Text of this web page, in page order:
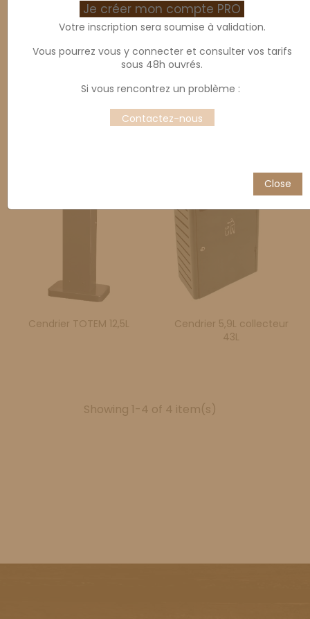
Cendrier mural Cendrier DOME sur socle
Cendrier TOTEM 12,5L
Cendrier 5,9L collecteur
43L
Showing 1-4 of 4 item(s)
Je créer mon compte PRO
Votre inscription sera soumise à validation.
Vous pourrez vous y connecter et consulter vos tarifs
sous 48h ouvrés.
Si vous rencontrez un problème :
Contactez-nous
Close